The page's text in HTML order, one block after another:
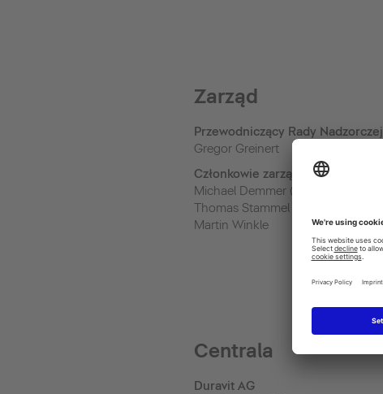
Zarząd
Przewodniczący Rady Nadzorczej
Gregor Greinert
Członkowie zarządu
Michael Demmer (Board chairman)
Thomas Stammel
Martin Winkle
Centrala
Duravit AG